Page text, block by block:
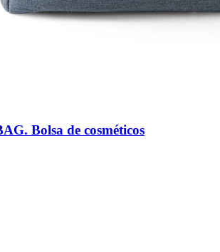
Bolsa de cosméticos